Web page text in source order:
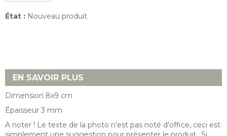
État : Nouveau produit
EN SAVOIR PLUS
Dimension 8x9 cm
Épaisseur 3 mm
A noter ! Le texte de la photo n'est pas noté d'office, ceci est